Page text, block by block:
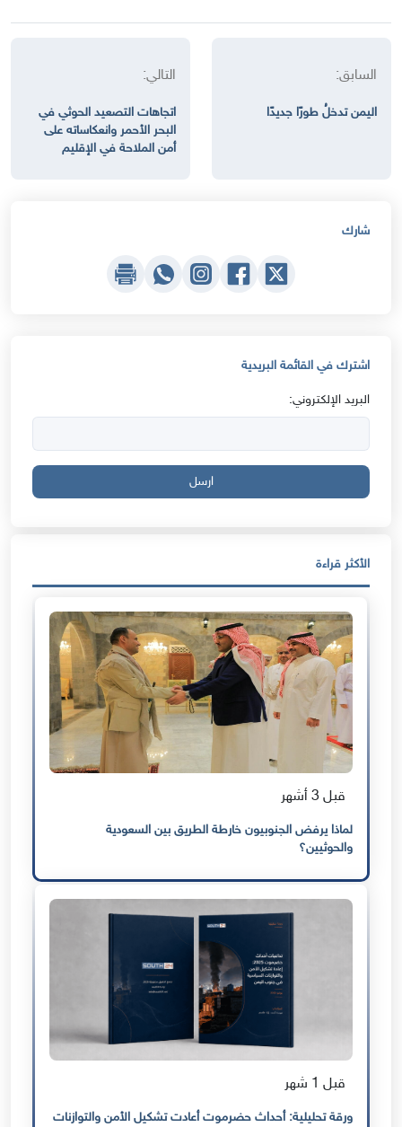
السابق:
اليمن تدخلُ طورًا جديدًا
التالي:
اتجاهات التصعيد الحوثي في
البحر الأحمر وانعكاساته على
أمن الملاحة في الإقليم
شارك
اشترك في القائمة البريدية
البريد الإلكتروني:
ارسل
الأكثر قراءة
قبل 3 أشهر
لماذا يرفض الجنوبيون خارطة الطريق بين السعودية
والحوثيين؟
قبل 1 شهر
ورقة تحليلية: أحداث حضرموت أعادت تشكيل الأمن والتوازنات